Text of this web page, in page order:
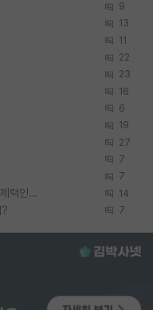
9
13
11
22
23
16
6
19
27
7
7
박사진학하기에 2억은 괜찮은 (?) 정도의 경제력인가요 14
7